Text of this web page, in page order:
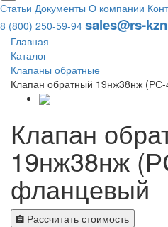
Статьи Документы О компании
8 (800) 250-59-94 sales@rs-
Главная
Каталог
Клапаны обратные
Клапан обратный 19нж38нж
Клапан
19нж38нж
фланцевый
Рассчитать стоимость